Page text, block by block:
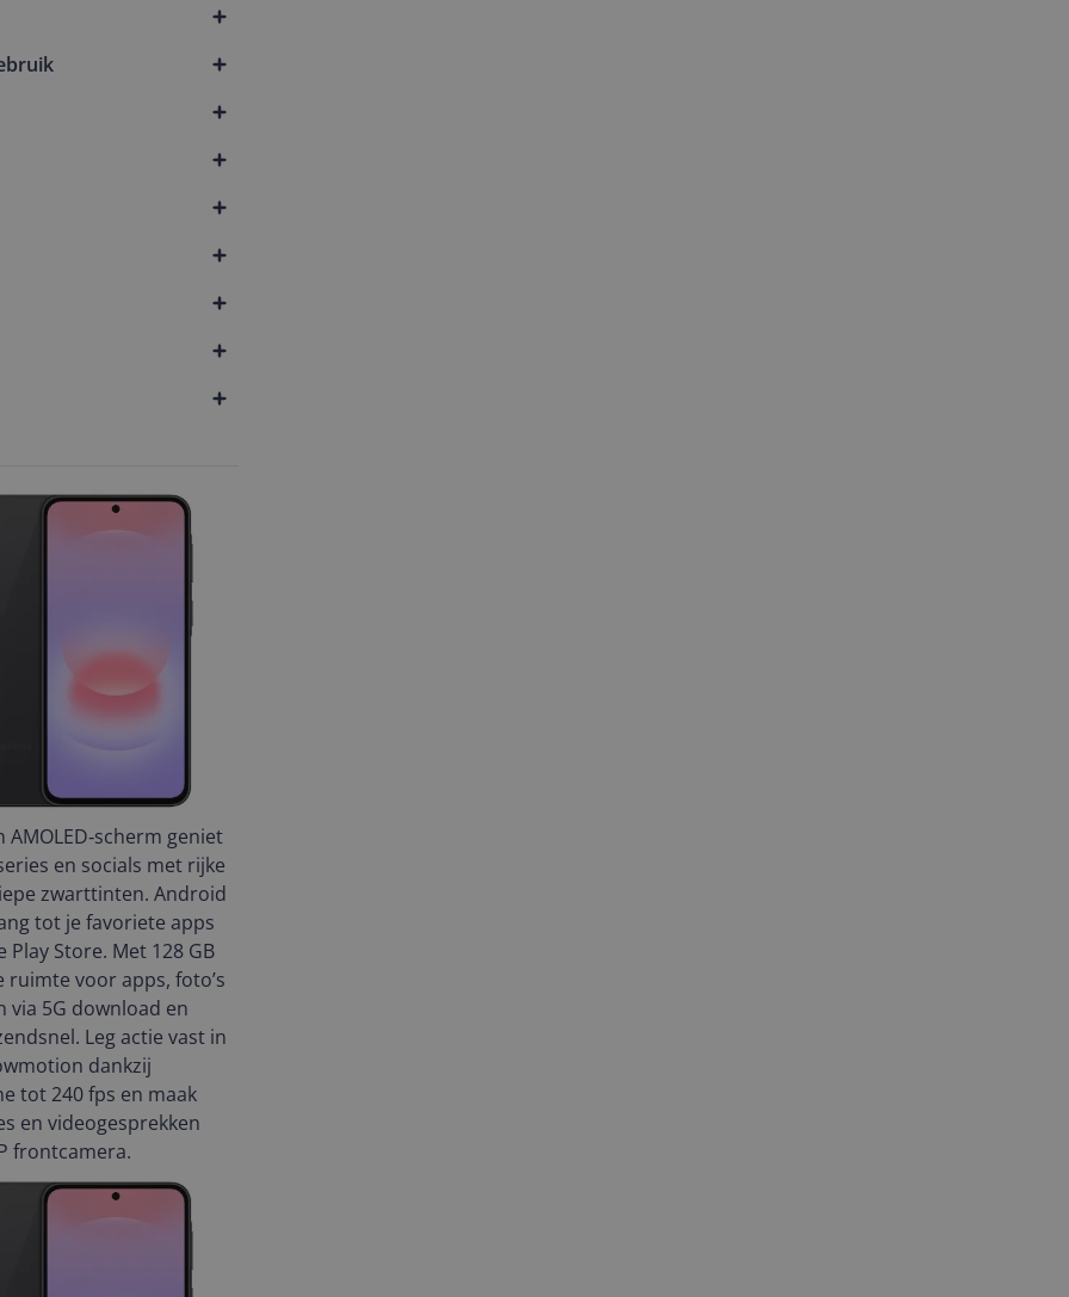
AMOLED‑scherm geniet
en socials met rijke
zwarttinten. Android
tot je favoriete apps
Play Store. Met 128 GB
ruimte voor apps, foto’s
via 5G download en
Leg actie vast in
dankzij
tot 240 fps en maak
en videogesprekken
frontcamera.